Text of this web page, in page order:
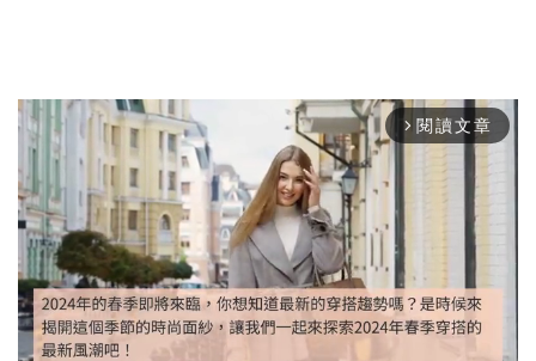
arrow_forward_ios 閱讀文章